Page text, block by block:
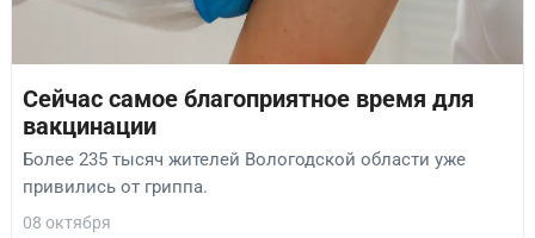
Сейчас самое благоприятное время для
вакцинации
Более 235 тысяч жителей Вологодской области уже
привились от гриппа.
08 октября